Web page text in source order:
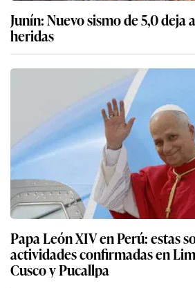
Junín: Nuevo sismo de 5,0 deja
heridas
Papa León XIV en Perú: estas
actividades confirmadas en
Cusco y Pucallpa